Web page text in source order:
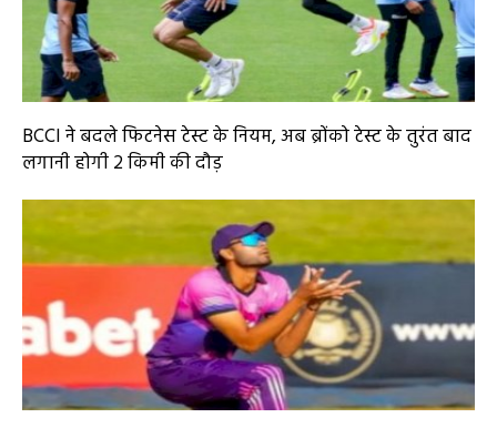
BCCI ने बदले फिटनेस टेस्ट के नियम, अब ब्रोंको टेस्ट के तुरंत बाद
लगानी होगी 2 किमी की दौड़